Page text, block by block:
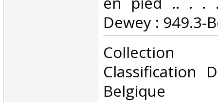
Dewey : 949.3-
‎Collection
Classification
Belgique‎